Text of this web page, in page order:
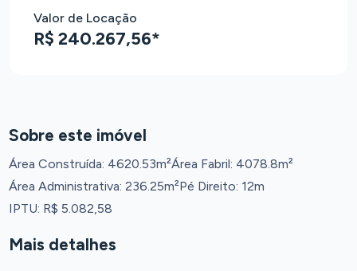
Valor de Locação
R$ 240.267,56*
Sobre este imóvel
Área Construída: 4620.53m²Área Fabril: 4078.8m²
Área Administrativa: 236.25m²Pé Direito: 12m
IPTU: R$ 5.082,58
Mais detalhes